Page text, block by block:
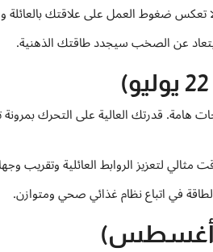
تعكس ضغوط العمل على علاقتك بالعائلة
عن الصخب سيجدد طاقتك الذهنية.
هامة. قدرتك العالية على التحرك بمرونة
مثالي لتعزيز الروابط العائلية وتقريب
في اتباع نظام غذائي صحي ومتوازن.